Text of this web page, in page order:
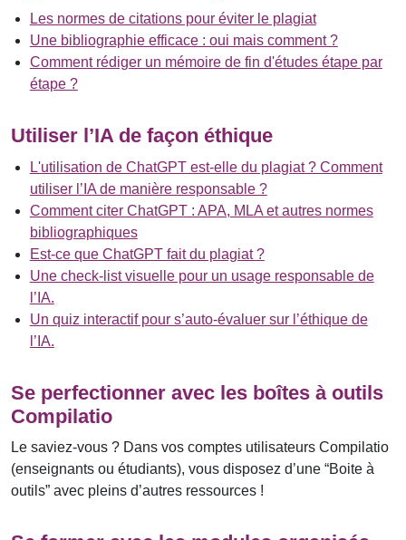
Les normes de citations pour éviter le plagiat
Une bibliographie efficace : oui mais comment ?
Comment rédiger un mémoire de fin d'études étape par
étape ?
Utiliser l’IA de façon éthique
L'utilisation de ChatGPT est-elle du plagiat ? Comment
utiliser l’IA de manière responsable ?
Comment citer ChatGPT : APA, MLA et autres normes
bibliographiques
Est-ce que ChatGPT fait du plagiat ?
Une check-list visuelle pour un usage responsable de
l’IA.
Un quiz interactif pour s’auto-évaluer sur l’éthique de
l’IA.
Se perfectionner avec les boîtes à outils
Compilatio
Le saviez-vous ? Dans vos comptes utilisateurs Compilatio
(enseignants ou étudiants), vous disposez d’une “Boite à
outils” avec pleins d’autres ressources !